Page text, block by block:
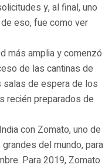
y, al final, uno
eso, fue como ver
más amplia y comenzó
de las cantinas de
salas de espera de los
recién preparados de
con Zomato, uno de
del mundo, para
Para 2019, Zomato